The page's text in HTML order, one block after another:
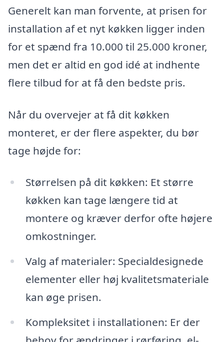
Generelt kan man forvente, at prisen for
installation af et nyt køkken ligger inden
for et spænd fra 10.000 til 25.000 kroner,
men det er altid en god idé at indhente
flere tilbud for at få den bedste pris.
Når du overvejer at få dit køkken
monteret, er der flere aspekter, du bør
tage højde for:
Størrelsen på dit køkken: Et større
køkken kan tage længere tid at
montere og kræver derfor ofte højere
omkostninger.
Valg af materialer: Specialdesignede
elementer eller høj kvalitetsmateriale
kan øge prisen.
Kompleksitet i installationen: Er der